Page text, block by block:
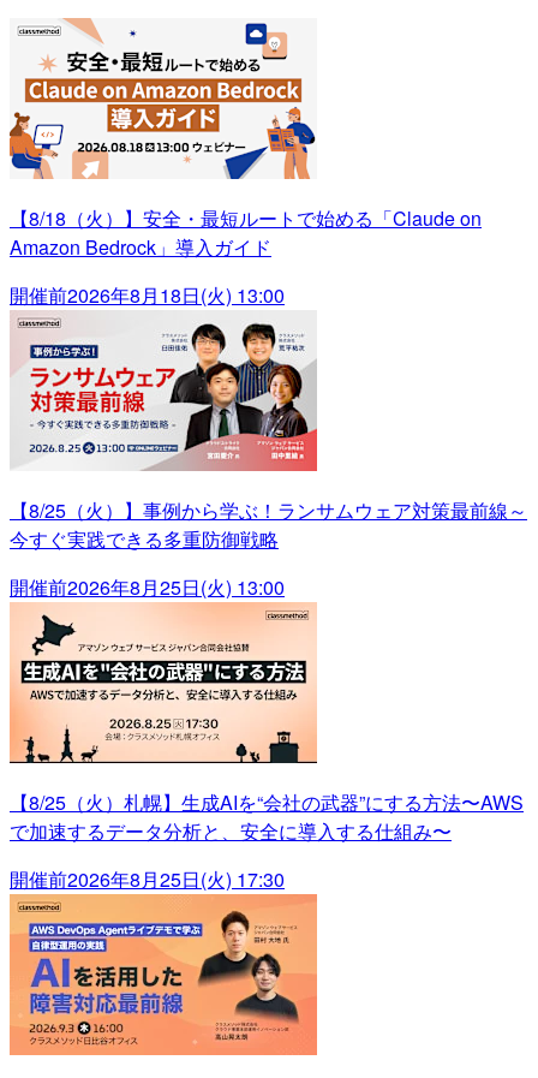
【8/18（火）】安全・最短ルートで始める「Claude on
Amazon Bedrock」導入ガイド
開催前2026年8月18日(火) 13:00
【8/25（火）】事例から学ぶ！ランサムウェア対策最前線～
今すぐ実践できる多重防御戦略
開催前2026年8月25日(火) 13:00
【8/25（火）札幌】生成AIを“会社の武器”にする方法〜AWS
で加速するデータ分析と、安全に導入する仕組み〜
開催前2026年8月25日(火) 17:30